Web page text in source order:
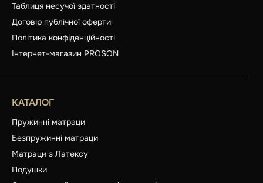
Таблиця несучої здатності
Договір публічної оферти
Політика конфіденційності
Інтернет-магазин PROSON
КАТАЛОГ
Пружинні матраци
Безпружинні матраци
Матраци з Латексу
Подушки